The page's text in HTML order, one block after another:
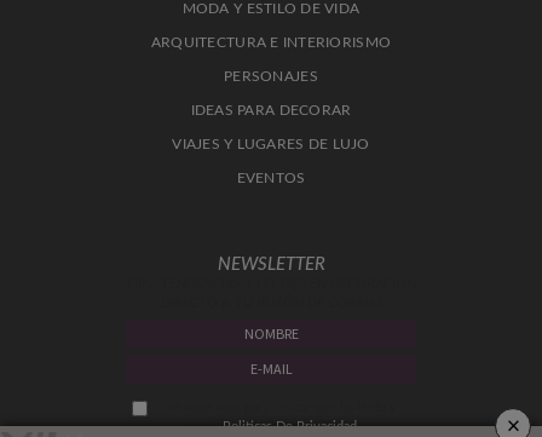
MODA Y ESTILO DE VIDA
ARQUITECTURA E INTERIORISMO
PERSONAJES
IDEAS PARA DECORAR
VIAJES Y LUGARES DE LUJO
EVENTOS
NEWSLETTER
aceptaPoliticas De Privacidad. ×